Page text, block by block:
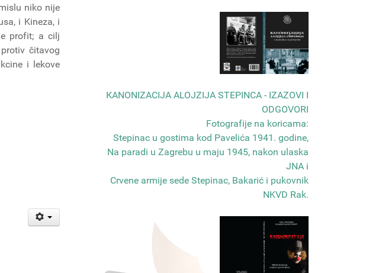
niko nije
i Kineza, i
profit; a cilj
čitavog
i lekove
КANONIZACIJA ALOJZIJA STEPINCA - IZAZOVI I
ODGOVORI
Fotografije na koricama:
Stepinac u gostima kod Pavelića 1941. godine,
Na paradi u Zagrebu u maju 1945, nakon ulaska
JNA i
Crvene armije sede Stepinac, Bakarić i pukovnik
NKVD Rak.